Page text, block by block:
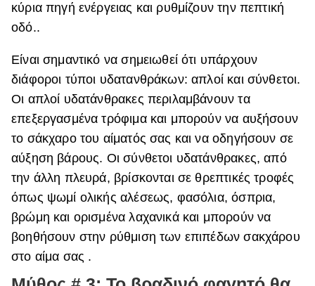
κύρια πηγή ενέργειας και ρυθμίζουν την πεπτική
οδό..
Είναι σημαντικό να σημειωθεί ότι υπάρχουν
διάφοροι τύποι υδατανθράκων: απλοί και σύνθετοι.
Οι απλοί υδατάνθρακες περιλαμβάνουν τα
επεξεργασμένα τρόφιμα και μπορούν να αυξήσουν
το σάκχαρο του αίματός σας και να οδηγήσουν σε
αύξηση βάρους. Οι σύνθετοι υδατάνθρακες, από
την άλλη πλευρά, βρίσκονται σε θρεπτικές τροφές
όπως ψωμί ολικής αλέσεως, φασόλια, όσπρια,
βρώμη και ορισμένα λαχανικά και μπορούν να
βοηθήσουν στην ρύθμιση των επιπέδων σακχάρου
στο αίμα σας .